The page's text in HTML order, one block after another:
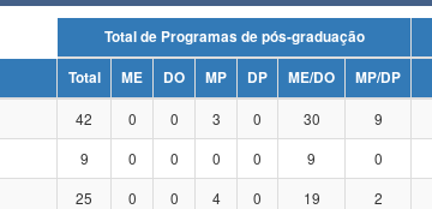
Total de Programas de pós-graduação
Total ME DO MP DP ME/DO MP/DP
42 0 0 3 0 30 9
9 0 0 0 0 9 0
25 0 0 4 0 19 2